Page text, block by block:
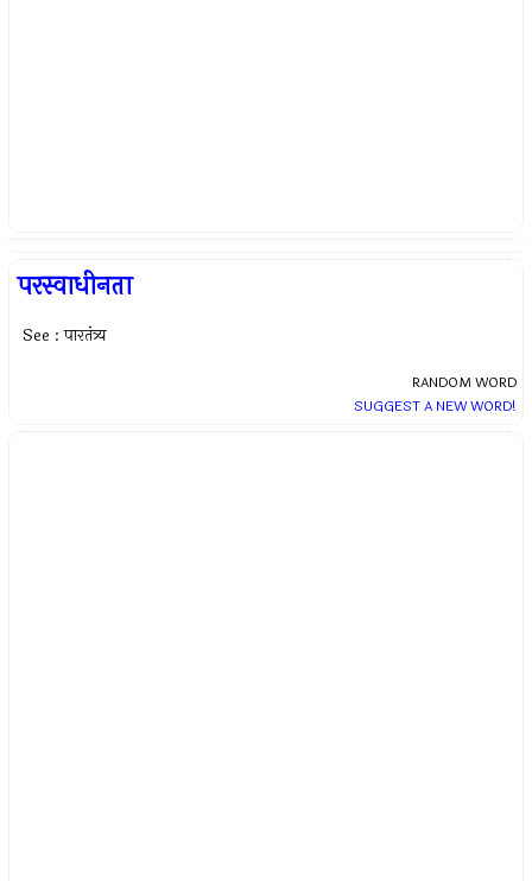
परस्वाधीनता
See : पारतंत्र्य
RANDOM WORD
SUGGEST A NEW WORD!